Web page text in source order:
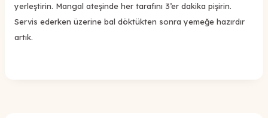
yerleştirin. Mangal ateşinde her tarafını 3’er dakika pişirin.
Servis ederken üzerine bal döktükten sonra yemeğe hazırdır
artık.